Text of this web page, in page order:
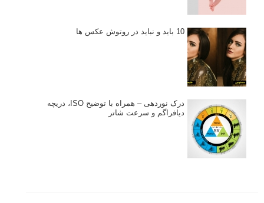
10 باید و نباید در روتوش عکس ها
درک نوردهی – همراه با توضیح ISO، دریچه
دیافراگم و سرعت شاتر